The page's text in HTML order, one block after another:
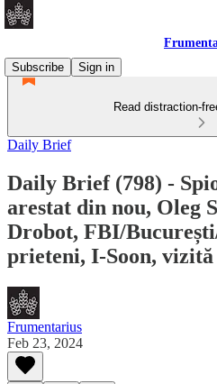
Subscribe
Sign in
Read distraction-
Daily Brief
Daily Brief (798) -
arestat din nou, Oleg
Drobot, FBI/
prieteni, I-Soon,
Frumentarius
Feb 23, 2024